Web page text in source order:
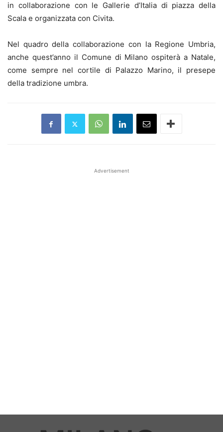
in collaborazione con le Gallerie d’Italia di piazza della
Scala e organizzata con Civita.
Nel quadro della collaborazione con la Regione Umbria,
anche quest’anno il Comune di Milano ospiterà a Natale,
come sempre nel cortile di Palazzo Marino, il presepe
della tradizione umbra.
Advertisement